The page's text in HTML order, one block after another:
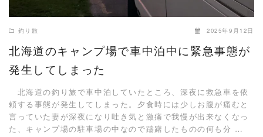
釣り旅 2025年9月12日
北海道のキャンプ場で車中泊中に緊急事態が
発生してしまった
北海道の釣り旅で車中泊していたところ、深夜に救急車を依
頼する事態が発生してしまった。夕食時には少しお腹が痛むと
言っていた妻が深夜になり吐き気と激痛で我慢が出来なくなっ
た、キャンプ場の駐車場の中なので躊躇したものの何も分 …